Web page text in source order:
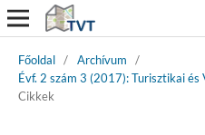
Főoldal / Archívum
/
Évf. 2 szám 3 (2017): Turisztikai
Cikkek